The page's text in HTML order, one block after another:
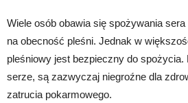
Wiele osób obawia się spożywania
na obecność pleśni. Jednak w
pleśniowy jest bezpieczny do spożycia.
serze, są zazwyczaj niegroźne dla
zatrucia pokarmowego.